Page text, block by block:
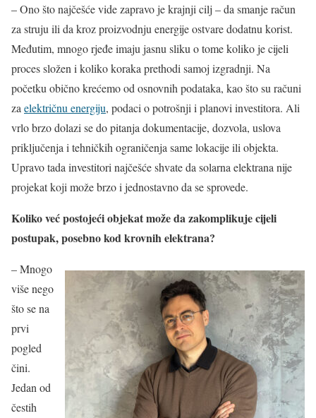
– Ono što najčešće vide zapravo je krajnji cilj – da smanje račun
za struju ili da kroz proizvodnju energije ostvare dodatnu korist.
Međutim, mnogo rjeđe imaju jasnu sliku o tome koliko je cijeli
proces složen i koliko koraka prethodi samoj izgradnji. Na
početku obično krećemo od osnovnih podataka, kao što su računi
za električnu energiju, podaci o potrošnji i planovi investitora. Ali
vrlo brzo dolazi se do pitanja dokumentacije, dozvola, uslova
priključenja i tehničkih ograničenja same lokacije ili objekta.
Upravo tada investitori najčešće shvate da solarna elektrana nije
projekat koji može brzo i jednostavno da se sprovede.
Koliko već postojeći objekat može da zakomplikuje cijeli
postupak, posebno kod krovnih elektrana?
– Mnogo
više nego
što se na
prvi
pogled
čini.
Jedan od
čestih